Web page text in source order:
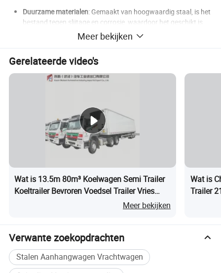
Duurzame materialen: Gemaakt van hoogwaardig staal, is het
bestand tegen slijtage en corrosie, waardoor het geschikt is
voor zware werkomgevingen en de levensduur verlengt.
Veelzijdig: Ontworpen voor het transporteren van
verschillende soorten bulklading, zoals zand, grind, mineralen
Meer bekijken
Gerelateerde video's
Wat is 13.5m 80m³ Koelwagen Semi Trailer
Koeltrailer Bevroren Voedsel Trailer Vries
Cargo Trailer Zware Reefer Trailer Koude
Meer bekijken
Wat is
Trailer
Verwante zoekopdrachten
Stalen Aanhangwagen Vrachtwagen